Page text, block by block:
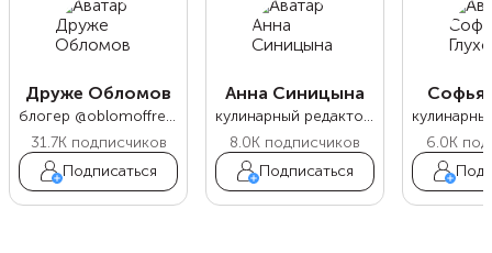
Друже Обломов
блогер @oblomoffrecipe
31.7Kподписчиков
Подписаться
Анна Синицына
кулинарный редактор Food.ru
8.0K подписчиков
Подписаться
Софья
6.0K